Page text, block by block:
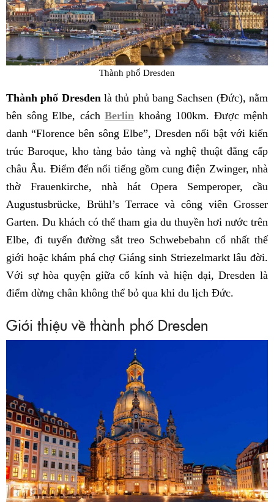
Thành phố Dresden
Thành phố Dresdenlà thủ phủ bang Sachsen (Đức), nằm
bên sông Elbe, cách Berlin khoảng 100km. Được mệnh
danh “Florence bên sông Elbe”, Dresden nổi bật với kiến
trúc Baroque, kho tàng bảo tàng và nghệ thuật đẳng cấp
châu Âu. Điểm đến nổi tiếng gồm cung điện Zwinger, nhà
thờ Frauenkirche, nhà hát Opera Semperoper, cầu
Augustusbrücke, Brühl’s Terrace và công viên Grosser
Garten. Du khách có thể tham gia du thuyền hơi nước trên
Elbe, đi tuyến đường sắt treo Schwebebahn cổ nhất thế
giới hoặc khám phá chợ Giáng sinh Striezelmarkt lâu đời.
Với sự hòa quyện giữa cổ kính và hiện đại, Dresden là
điểm dừng chân không thể bỏ qua khi du lịch Đức.
Giới thiệu về thành phố Dresden